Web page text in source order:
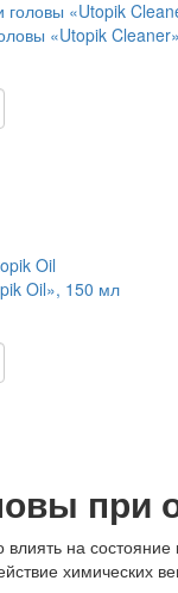
«Utopik Cleaner»
Oil», 150 мл
при
на
химических